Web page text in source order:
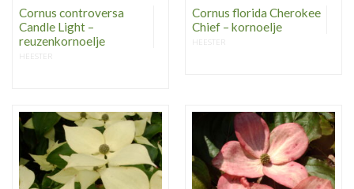
Cornus controversa
Candle Light –
reuzenkornoelje
HEESTER
Cornus florida Cherokee
Chief – kornoelje
HEESTER